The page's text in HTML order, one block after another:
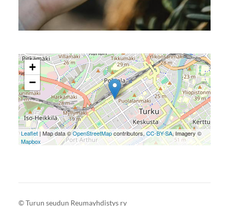
+
−
Leaflet| Map data ©OpenStreetMapcontributors,CC-BY-SA, Imagery ©
Mapbox
©Turun seudun Reumayhdistys ry